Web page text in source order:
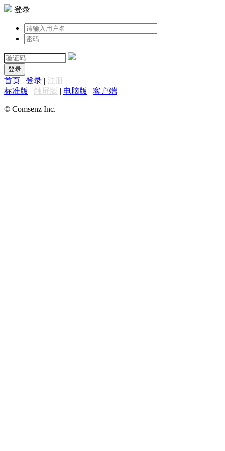
登录
登录
首页 | 登录 | 注册
标准版 | 触屏版 | 电脑版 | 客户端
© Comsenz Inc.